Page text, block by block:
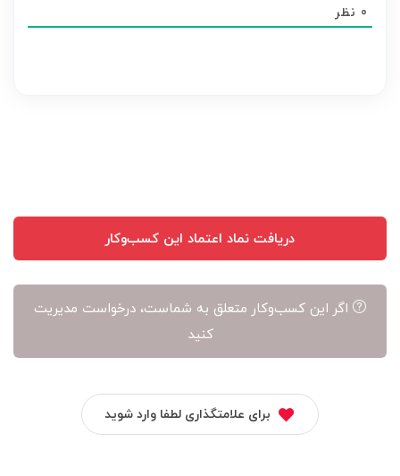
هر
0 نظر
دریافت نماد اعتماد این کسب‌وکار
اگر این کسب‌وکار متعلق به شماست، درخواست مدیریت
کنید
برای علامتگذاری لطفا وارد شوید